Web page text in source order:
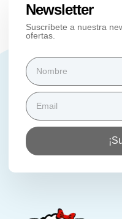
Newsletter
Suscríbete a nuestra
ofertas.